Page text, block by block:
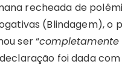
recheada de
(Blindagem), o
ser “completamente
foi dada